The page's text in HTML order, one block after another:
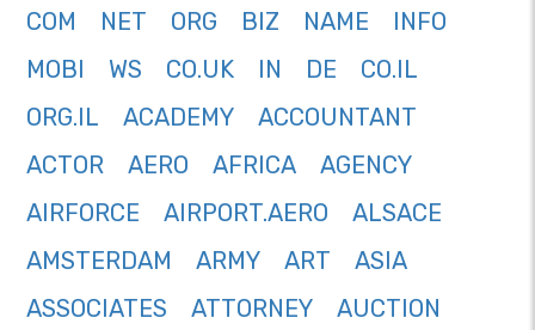
COM NET ORG BIZ NAME
INFO
MOBI
WS CO.UK IN DE
CO.IL
ORG.IL
ACADEMY
ACCOUNTANT
ACTOR
AERO AFRICA
AGENCY
AIRFORCE
AIRPORT.AERO
ALSACE
AMSTERDAM
ARMY ART
ASIA
ASSOCIATES
ATTORNEY
AUCTION